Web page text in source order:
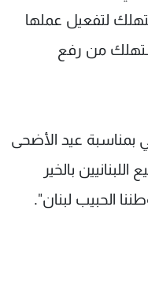
لتفعيل عملها
من رفع
بمناسبة عيد الأضحى
بالخير
الحبيب لبنان".